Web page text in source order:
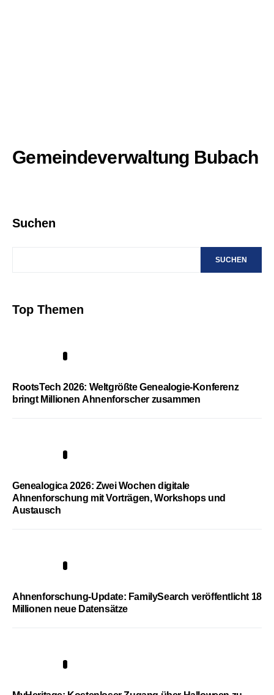
Gemeindeverwaltung Bubach
Suchen
SUCHEN
Top Themen
RootsTech 2026: Weltgrößte Genealogie-Konferenz
bringt Millionen Ahnenforscher zusammen
Genealogica 2026: Zwei Wochen digitale
Ahnenforschung mit Vorträgen, Workshops und
Austausch
Ahnenforschung-Update: FamilySearch veröffentlicht 18
Millionen neue Datensätze